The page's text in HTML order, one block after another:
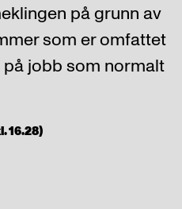
på grunn av
som er omfattet
jobb som normalt
16.28)